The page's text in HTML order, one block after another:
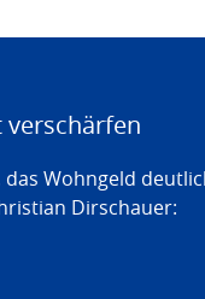
Wohngeld
Dirschauer: